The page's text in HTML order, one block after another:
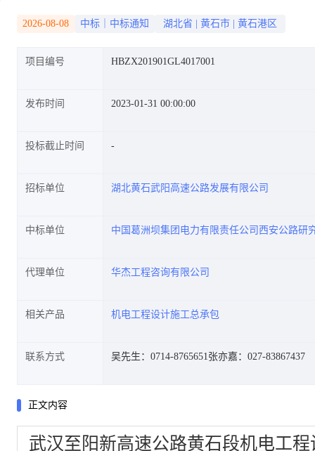
段机电工程设计施工总承包
WYHSJD-1标段中标结果公告
2026-08-08 中标｜中标通知 湖北省 黄石市 黄石港区
项目编号 HBZX201901GL4017001
发布时间 2023-01-31 00:00:00
投标截止时间
招标单位 湖北黄石武阳高速公路发展有限公司
中标单位 中国葛洲坝集团电力有限责任公司西安公路研
代理单位 华杰工程咨询有限公司
相关产品 机电工程设计施工总承包
联系方式 吴先生：0714-8765651张亦嘉：027-83867437
正文内容
武汉至阳新高速公路黄石段机电工